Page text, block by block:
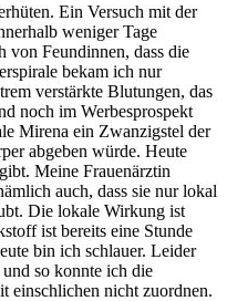
Ein Versuch mit der
weniger Tage
von Feundinnen, dass die
bekam ich nur
verstärkte Blutungen, das
noch im Werbesprospekt
Mirena ein Zwanzigstel der
abgeben würde. Heute
Meine Frauenärztin
auch, dass sie nur lokal
Die lokale Wirkung ist
ist bereits eine Stunde
bin ich schlauer. Leider
so konnte ich die
einschlichen nicht zuordnen.